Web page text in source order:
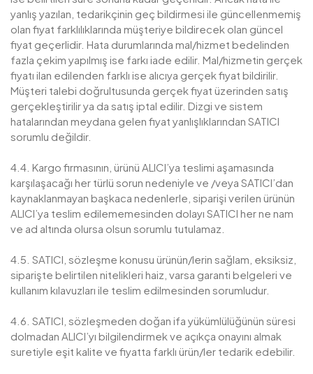
yanlış yazılan, tedarikçinin geç bildirmesi ile güncellenmemiş
olan fiyat farklılıklarında müşteriye bildirecek olan güncel
fiyat geçerlidir. Hata durumlarında mal/hizmet bedelinden
fazla çekim yapılmış ise farkı iade edilir. Mal/hizmetin gerçek
fiyatı ilan edilenden farklı ise alıcıya gerçek fiyat bildirilir.
Müşteri talebi doğrultusunda gerçek fiyat üzerinden satış
gerçekleştirilir ya da satış iptal edilir. Dizgi ve sistem
hatalarından meydana gelen fiyat yanlışlıklarından SATICI
sorumlu değildir.
4.4. Kargo firmasının, ürünü ALICI’ya teslimi aşamasında
karşılaşacağı her türlü sorun nedeniyle ve /veya SATICI’dan
kaynaklanmayan başkaca nedenlerle, siparişi verilen ürünün
ALICI’ya teslim edilememesinden dolayı SATICI her ne nam
ve ad altında olursa olsun sorumlu tutulamaz.
4.5. SATICI, sözleşme konusu ürünün/lerin sağlam, eksiksiz,
siparişte belirtilen nitelikleri haiz, varsa garanti belgeleri ve
kullanım kılavuzları ile teslim edilmesinden sorumludur.
4.6. SATICI, sözleşmeden doğan ifa yükümlülüğünün süresi
dolmadan ALICI’yı bilgilendirmek ve açıkça onayını almak
suretiyle eşit kalite ve fiyatta farklı ürün/ler tedarik edebilir.